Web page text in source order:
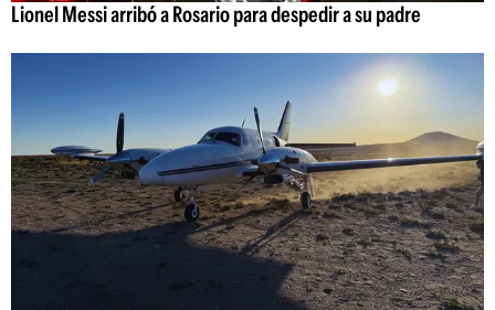
Lionel Messi arribó a Rosario para despedir a su padre